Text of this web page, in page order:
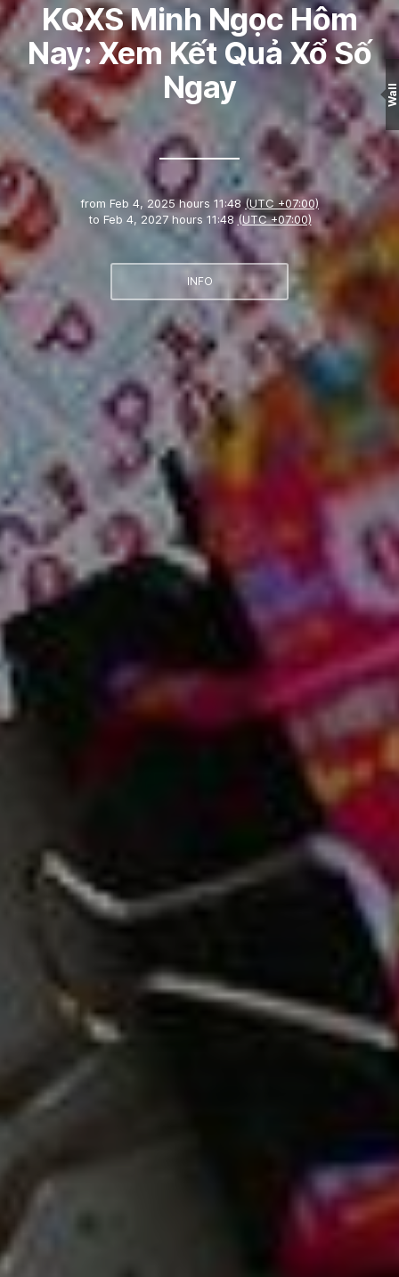
KQXS Minh Ngọc Hôm
Nay: Xem Kết Quả Xổ Số
Ngay
from Feb 4, 2025 hours 11:48(UTC +07:00)
to Feb 4, 2027 hours 11:48(UTC +07:00)
INFO
Wall